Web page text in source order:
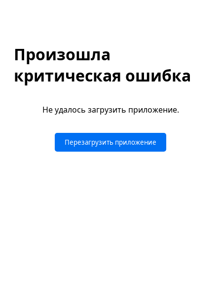
Произошла
критическая ошибка
Не удалось загрузить приложение.
Перезагрузить приложение